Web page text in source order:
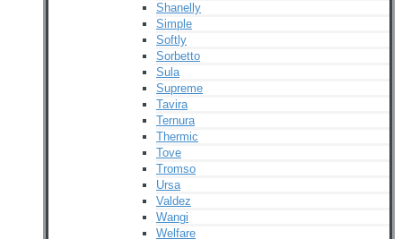
Shanelly
Simple
Softly
Sorbetto
Sula
Supreme
Tavira
Ternura
Thermic
Tove
Tromso
Ursa
Valdez
Wangi
Welfare